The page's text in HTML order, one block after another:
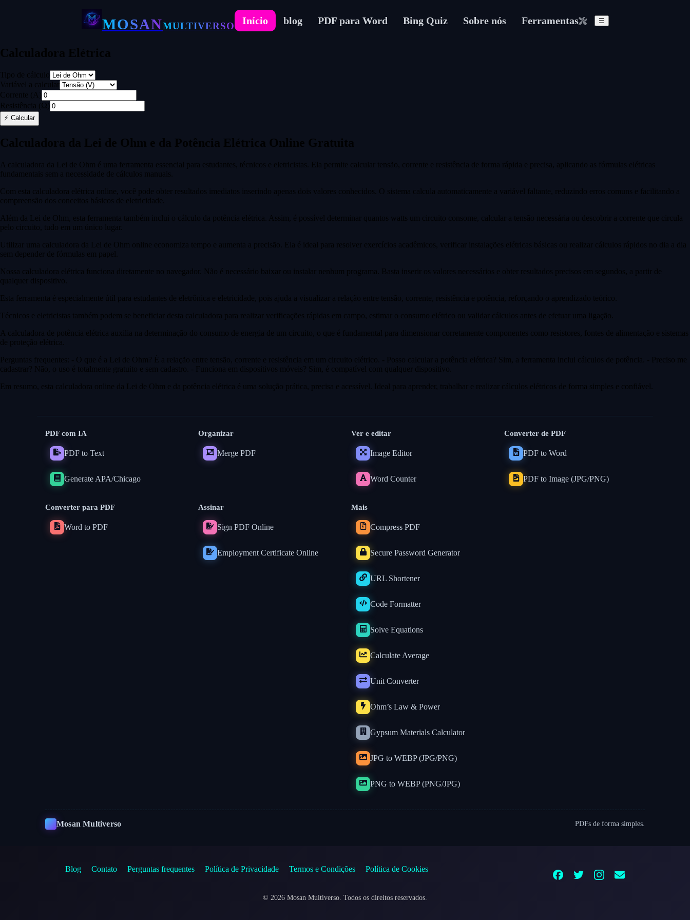
MOSANMULTIVERSO Início blog PDF para Word Bing Quiz Sobre nós Ferramentas ☰
Calculadora Elétrica
Tipo de cálculo
Variável a calcular
Corrente (A)
Resistência (Ω)
⚡ Calcular
Calculadora da Lei de Ohm e da Potência Elétrica Online Gratuita
A calculadora da Lei de Ohm é uma ferramenta essencial para estudantes, técnicos e eletricistas. Ela permite calcular tensão, corrente e resistência de forma rápida e precisa, aplicando as fórmulas elétricas
fundamentais sem a necessidade de cálculos manuais.
Com esta calculadora elétrica online, você pode obter resultados imediatos inserindo apenas dois valores conhecidos. O sistema calcula automaticamente a variável faltante, reduzindo erros comuns e facilitando a
compreensão dos conceitos básicos de eletricidade.
Além da Lei de Ohm, esta ferramenta também inclui o cálculo da potência elétrica. Assim, é possível determinar quantos watts um circuito consome, calcular a tensão necessária ou descobrir a corrente que circula
pelo circuito, tudo em um único lugar.
Utilizar uma calculadora da Lei de Ohm online economiza tempo e aumenta a precisão. Ela é ideal para resolver exercícios acadêmicos, verificar instalações elétricas básicas ou realizar cálculos rápidos no dia a dia
sem depender de fórmulas em papel.
Nossa calculadora elétrica funciona diretamente no navegador. Não é necessário baixar ou instalar nenhum programa. Basta inserir os valores necessários e obter resultados precisos em segundos, a partir de
qualquer dispositivo.
Esta ferramenta é especialmente útil para estudantes de eletrônica e eletricidade, pois ajuda a visualizar a relação entre tensão, corrente, resistência e potência, reforçando o aprendizado teórico.
Técnicos e eletricistas também podem se beneficiar desta calculadora para realizar verificações rápidas em campo, estimar o consumo elétrico ou validar cálculos antes de efetuar uma ligação.
A calculadora de potência elétrica auxilia na determinação do consumo de energia de um circuito, o que é fundamental para dimensionar corretamente componentes como resistores, fontes de alimentação e sistemas
de proteção elétrica.
Perguntas frequentes: - O que é a Lei de Ohm? É a relação entre tensão, corrente e resistência em um circuito elétrico. - Posso calcular a potência elétrica? Sim, a ferramenta inclui cálculos de potência. - Preciso me
cadastrar? Não, o uso é totalmente gratuito e sem cadastro. - Funciona em dispositivos móveis? Sim, é compatível com qualquer dispositivo.
Em resumo, esta calculadora online da Lei de Ohm e da potência elétrica é uma solução prática, precisa e acessível. Ideal para aprender, trabalhar e realizar cálculos elétricos de forma simples e confiável.
PDF com IA
PDF to Text
Generate APA/Chicago
Organizar
Merge PDF
Ver e editar
Image Editor
Word Counter
Converter de PDF
PDF to Word
PDF to Image (JPG/PNG)
Converter para PDF
Word to PDF
Assinar
Sign PDF Online
Employment Certificate Online
Mais
Compress PDF
Secure Password Generator
URL Shortener
Code Formatter
Solve Equations
Calculate Average
Unit Converter
Ohm’s Law & Power
Gypsum Materials Calculator
JPG to WEBP (JPG/PNG)
PNG to WEBP (PNG/JPG)
Mosan Multiverso PDFs de forma simples.
Blog Contato Perguntas frequentes Política de Privacidade Termos e Condições Política de Cookies
© 2026 Mosan Multiverso. Todos os direitos reservados.